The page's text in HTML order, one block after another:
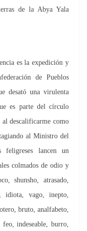
de la Abya Yala
es la expedición y
de Pueblos
desató una virulenta
es parte del círculo
descalificarme como
al Ministro del
feligreses lancen un
colmados de odio y
shunsho, atrasado,
idiota, vago, inepto,
bruto, analfabeto,
indeseable, burro,